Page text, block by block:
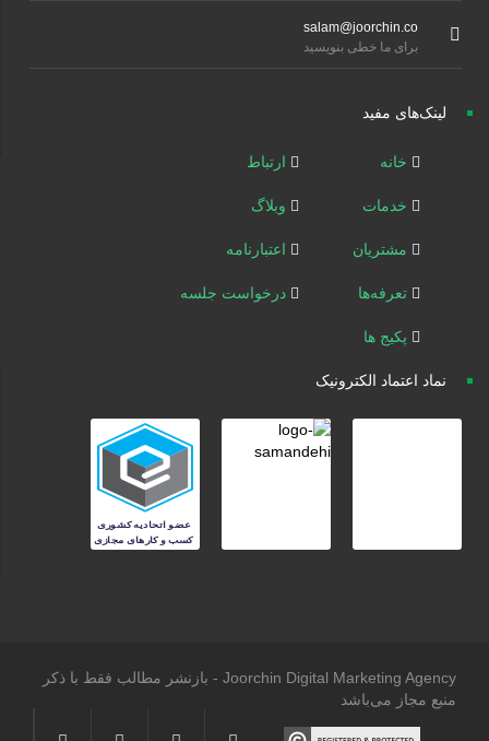
salam@joorchin.co
برای ما خطی بنویسید
لینک‌های مفید
خانه
خدمات
مشتریان
تعرفه‌ها
پکیج ها
ارتباط
وبلاگ
اعتبارنامه
درخواست جلسه
نماد اعتماد الکترونیک
Joorchin Digital Marketing Agency - بازنشر مطالب فقط با ذکر
منبع مجاز می‌باشد